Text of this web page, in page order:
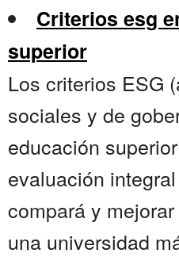
Criterios esg
superior
Los criterios ESG
sociales y de
educación
evaluación
compará y
una universidad